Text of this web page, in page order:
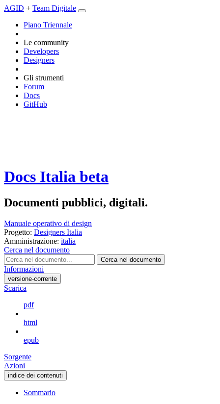
AGID + Team Digitale
Piano Triennale
Le community
Developers
Designers
Gli strumenti
Forum
Docs
GitHub
Docs Italia beta
Documenti pubblici, digitali.
Manuale operativo di design
Progetto: Designers Italia
Amministrazione: italia
Cerca nel documento
Cerca nel documento
Informazioni
versione-corrente
Scarica
pdf
html
epub
Sorgente
Azioni
indice dei contenuti
Sommario